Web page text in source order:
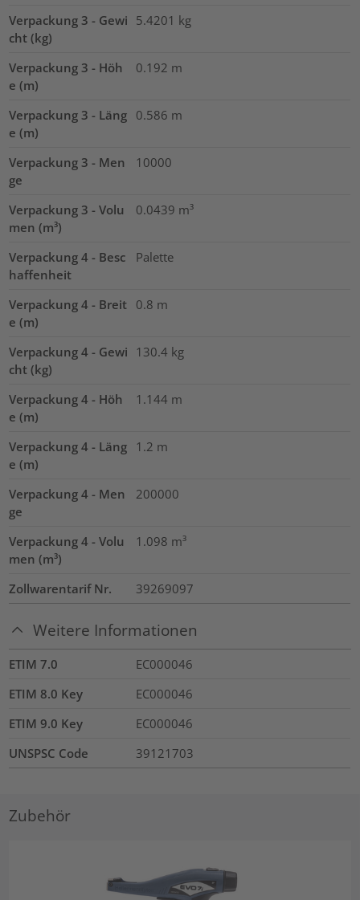
Verpackung 3 - Gewi
cht (kg)
5.4201 kg
Verpackung 3 - Höh
e (m)
0.192 m
Verpackung 3 - Läng
e (m)
0.586 m
Verpackung 3 - Men
ge
10000
Verpackung 3 - Volu
men (m³)
0.0439 m³
Verpackung 4 - Besc
haffenheit
Palette
Verpackung 4 - Breit
e (m)
0.8 m
Verpackung 4 - Gewi
cht (kg)
130.4 kg
Verpackung 4 - Höh
e (m)
1.144 m
Verpackung 4 - Läng
e (m)
1.2 m
Verpackung 4 - Men
ge
200000
Verpackung 4 - Volu
men (m³)
1.098 m³
Zollwarentarif Nr. 39269097
Weitere Informationen
ETIM 7.0
EC000046
ETIM 8.0 Key
EC000046
ETIM 9.0 Key
EC000046
UNSPSC Code
39121703
Zubehör